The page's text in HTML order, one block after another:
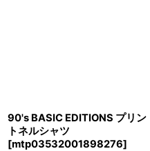
90's BASIC EDITIONS プリン
トネルシャツ
[mtp03532001898276]